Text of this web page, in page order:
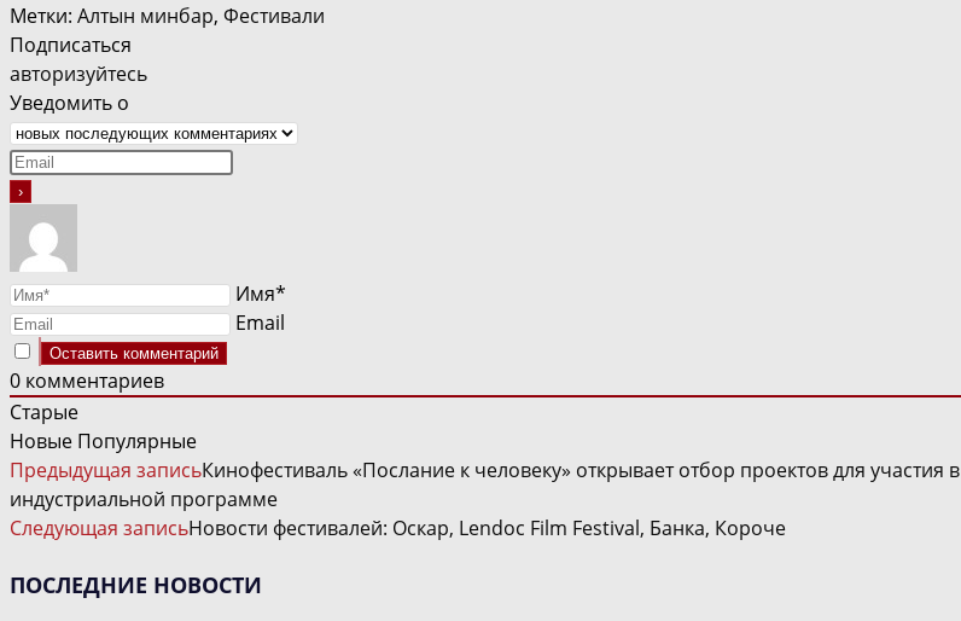
Метки: Алтын минбар, Фестивали
Подписаться
авторизуйтесь
Уведомить о
Имя*
Email
0 комментариев
Старые
Новые Популярные
ЧИТАТЬ
ДАЛЕЕ
СТАТЬИ
Предыдущая записьКинофестиваль «Послание к человеку» открывает отбор проектов для участия в
индустриальной программе
Следующая записьНовости фестивалей: Оскар, Lendoc Film Festival, Банка, Короче
ПОСЛЕДНИЕ НОВОСТИ